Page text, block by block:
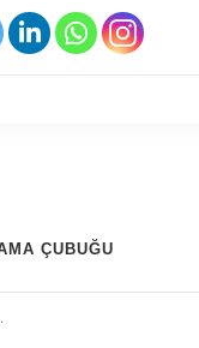
ÇUBUĞU